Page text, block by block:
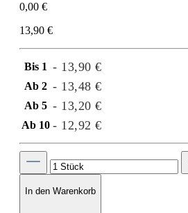
0,00 €
13,90 €
Bis 1 - 13,90 €
Ab 2 - 13,48 €
Ab 5 - 13,20 €
Ab 10 - 12,92 €
In den Warenkorb